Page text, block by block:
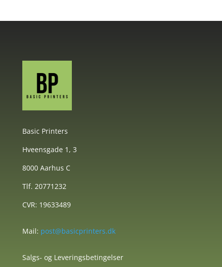
Basic Printers
Hveensgade 1, 3
8000 Aarhus C
Tlf. 20771232
CVR: 19633489
Mail: post@basicprinters.dk
Salgs- og Leveringsbetingelser